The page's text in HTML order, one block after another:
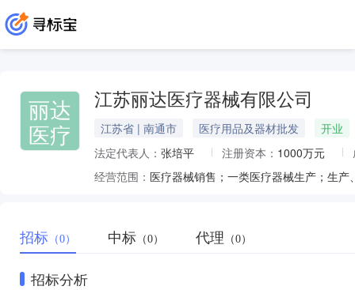
丽达
医疗
江苏丽达医疗器械有限公司
江苏省 | 南通市 医疗用品及器材批发
开业
法定代表人： 张培平 注册资本： 1000万元
经营范围：
招标 （0） 中标 （0） 代理 （0）
招标分析